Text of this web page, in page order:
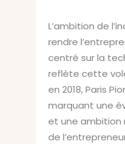
L’ambition de
rendre
centré sur la
reflète cette
en 2018, Paris
marquant une
et une ambition
de